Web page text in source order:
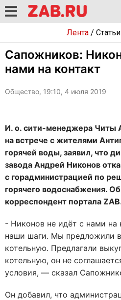
Лента/ Статьи
Сапожников:
нами на контакт
Общество, 19:10, 4 июля 2019
И. о. сити-менеджера Читы
на встрече с жителями
горячей воды, заявил, что
завода Андрей Никонов
с горадминистрацией по
горячего водоснабжения.
корреспондент портала
- Никонов не идёт с нами на
наши шаги. Мы предложили
котельную. Предлагали
котельную, он не
условия, — сказал
Он добавил, что